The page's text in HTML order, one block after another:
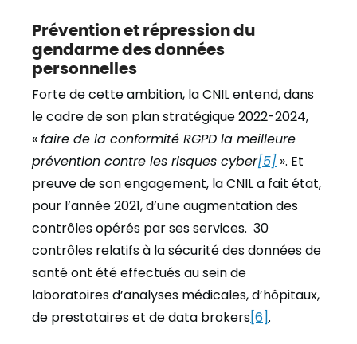
Prévention et répression du
gendarme des données
personnelles
Forte de cette ambition, la CNIL entend, dans
le cadre de son plan stratégique 2022-2024,
«faire de la conformité RGPD la meilleure
prévention contre les risques cyber[5] ». Et
preuve de son engagement, la CNIL a fait état,
pour l’année 2021, d’une augmentation des
contrôles opérés par ses services. 30
contrôles relatifs à la sécurité des données de
santé ont été effectués au sein de
laboratoires d’analyses médicales, d’hôpitaux,
de prestataires et de data brokers[6].